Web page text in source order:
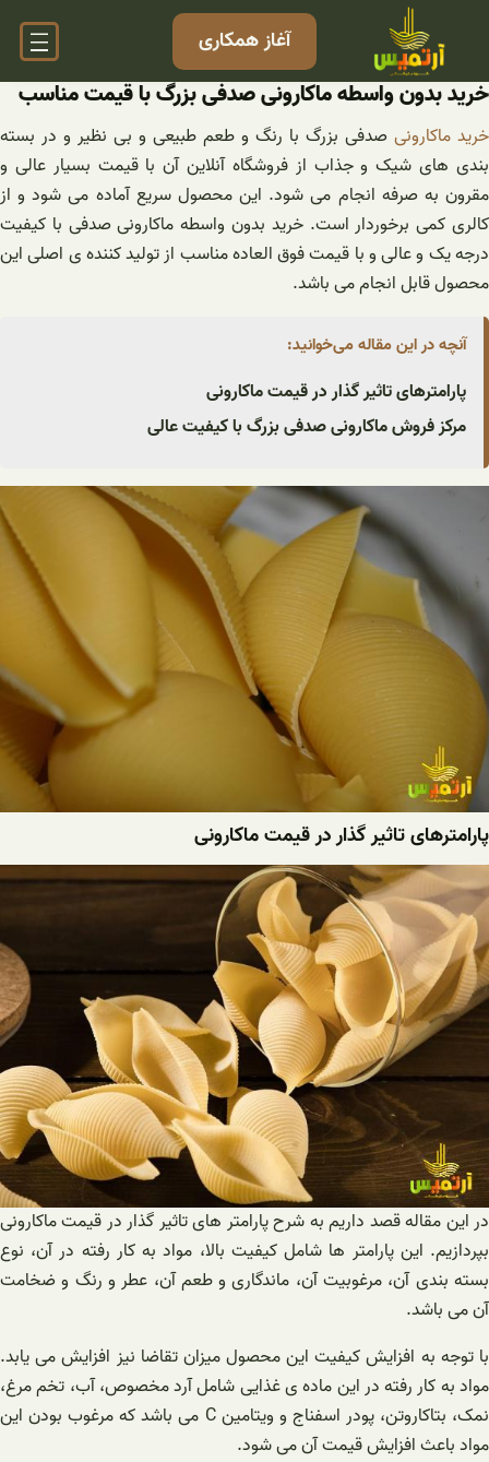
آغاز همکاری
خرید بدون واسطه ماکارونی صدفی بزرگ با قیمت مناسب
خرید ماکارونی صدفی بزرگ با رنگ و طعم طبیعی و بی نظیر و در بسته
بندی های شیک و جذاب از فروشگاه آنلاین آن با قیمت بسیار عالی و
مقرون به صرفه انجام می شود. این محصول سریع آماده می شود و از
کالری کمی برخوردار است. خرید بدون واسطه ماکارونی صدفی با کیفیت
درجه یک و عالی و با قیمت فوق العاده مناسب از تولید کننده ی اصلی این
محصول قابل انجام می باشد.
آنچه در این مقاله می‌خوانید:
پارامترهای تاثیر گذار در قیمت ماکارونی
مرکز فروش ماکارونی صدفی بزرگ با کیفیت عالی
پارامترهای تاثیر گذار در قیمت ماکارونی
در این مقاله قصد داریم به شرح پارامتر های تاثیر گذار در قیمت ماکارونی
بپردازیم. این پارامتر ها شامل کیفیت بالا، مواد به کار رفته در آن، نوع
بسته بندی آن، مرغوبیت آن، ماندگاری و طعم آن، عطر و رنگ و ضخامت
آن می باشد.
با توجه به افزایش کیفیت این محصول میزان تقاضا نیز افزایش می یابد.
مواد به کار رفته در این ماده ی غذایی شامل آرد مخصوص، آب، تخم مرغ،
نمک، بتاکاروتن، پودر اسفناج و ویتامین C می باشد که مرغوب بودن این
مواد باعث افزایش قیمت آن می شود.